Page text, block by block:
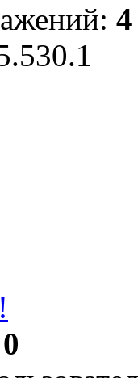
4
0